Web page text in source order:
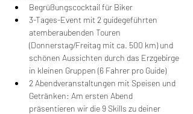
Begrüßungscocktail für Biker
3-Tages-Event mit 2 guidegeführten
atemberaubenden Touren
(Donnerstag/Freitag mit ca. 500 km) und
schönen Aussichten durch das Erzgebirge
in kleinen Gruppen (6 Fahrer pro Guide)
2 Abendveranstaltungen mit Speisen und
Getränken: Am ersten Abend
präsentieren wir die 9 Skills zu deiner